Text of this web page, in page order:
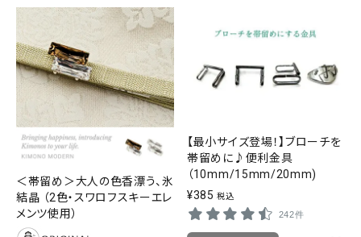
＜帯留め＞大人の色香漂う、氷
結晶 （2色・スワロフスキーエレ
メンツ使用）
【最小サイズ登場！】ブローチを
帯留めに♪便利金具
（10mm/15mm/20mm)
¥385 税込
242件